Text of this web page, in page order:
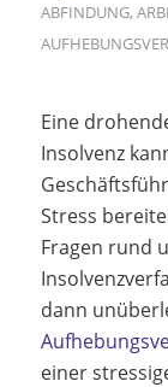
ABFINDUNG,
Eine
Insolvenz
Stress
Fragen rund
dann
einer